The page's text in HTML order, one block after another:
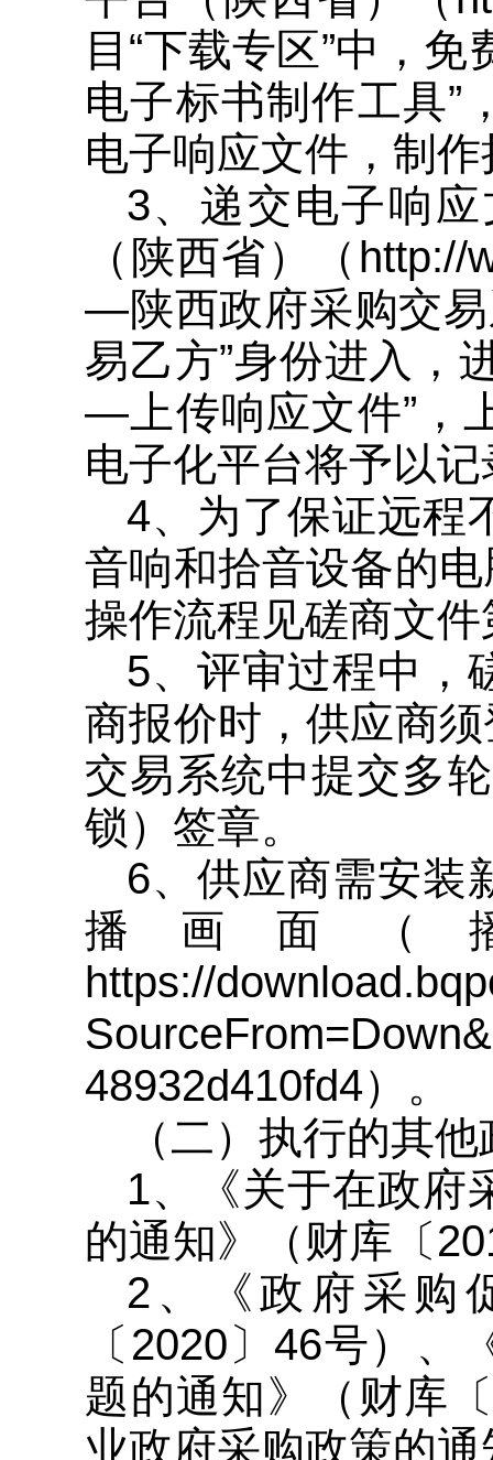
目“下载专区”中，
电子标书制作工具”
电子响应文件，制作
3、递交电子响
（陕西省）（
—陕西政府采购交
易乙方”身份进入
—上传响应文件”，
电子化平台将予以记
4、为了保证远程
音响和拾音设备的
操作流程见磋商文
5、评审过程中，
商报价时，供应商
交易系统中提交多
锁）签章。
6、供应商需安装
播画面（
https://
48932d410fd4）。
（二）执行的其
1、《关于在政府
的通知》（财库〔
2、《政府采购
〔2020〕46号）
题的通知》（财库
业政府采购政策的